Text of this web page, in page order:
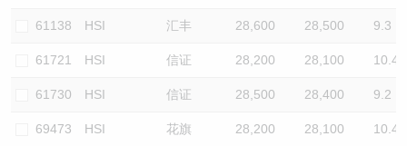
61138 HSI 汇丰 28,600 28,500 9.3
61721 HSI 信证 28,200 28,100 10.4
61730 HSI 信证 28,500 28,400 9.2
69473 HSI 花旗 28,200 28,100 10.4